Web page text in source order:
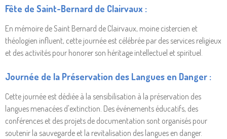
Fête de Saint-Bernard de Clairvaux :
En mémoire de Saint Bernard de Clairvaux, moine cistercien et
théologien influent, cette journée est célébrée par des services religieux
et des activités pour honorer son héritage intellectuel et spirituel.
Journée de la Préservation des Langues en Danger :
Cette journée est dédiée à la sensibilisation à la préservation des
langues menacées d'extinction. Des événements éducatifs, des
conférences et des projets de documentation sont organisés pour
soutenir la sauvegarde et la revitalisation des langues en danger.